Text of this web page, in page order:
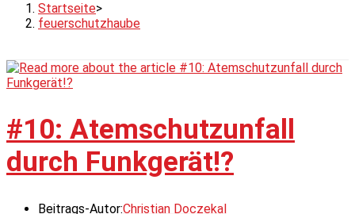
Startseite>
feuerschutzhaube
#10: Atemschutzunfall
durch Funkgerät!?
Beitrags-Autor:Christian Doczekal